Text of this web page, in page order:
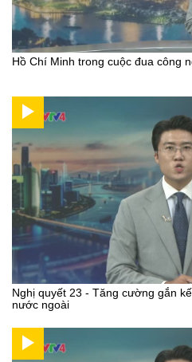
Hồ Chí Minh trong cuộc đua công
Nghị quyết 23 - Tăng cường gắn
nước ngoài